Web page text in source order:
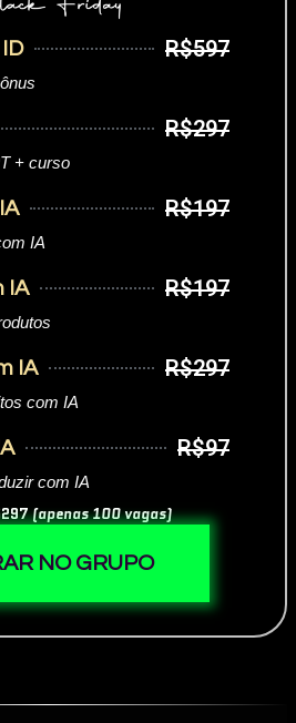
R$597
R$297
+ curso
R$197
IA
IA R$197
IA R$297
com IA
R$97
com IA
297(apenas 100 vagas)
no dia 11/11
NO GRUPO